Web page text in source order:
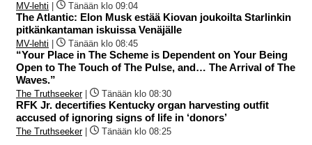
MV-lehti Tänään klo 09:04
The Atlantic: Elon Musk estää Kiovan joukoilta Starlinkin
pitkänkantaman iskuissa Venäjälle
MV-lehti Tänään klo 08:45
“Your Place in The Scheme is Dependent on Your Being
Open to The Touch of The Pulse, and… The Arrival of The
Waves.”
The Truthseeker| Tänään klo 08:30
RFK Jr. decertifies Kentucky organ harvesting outfit
accused of ignoring signs of life in ‘donors’
The Truthseeker| Tänään klo 08:25